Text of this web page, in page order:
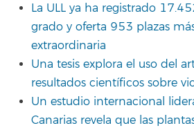
La ULL ya ha registrado
grado y oferta 953 plazas
extraordinaria
Una tesis explora el uso del
resultados científicos sobre
Un estudio internacional
Canarias revela que las